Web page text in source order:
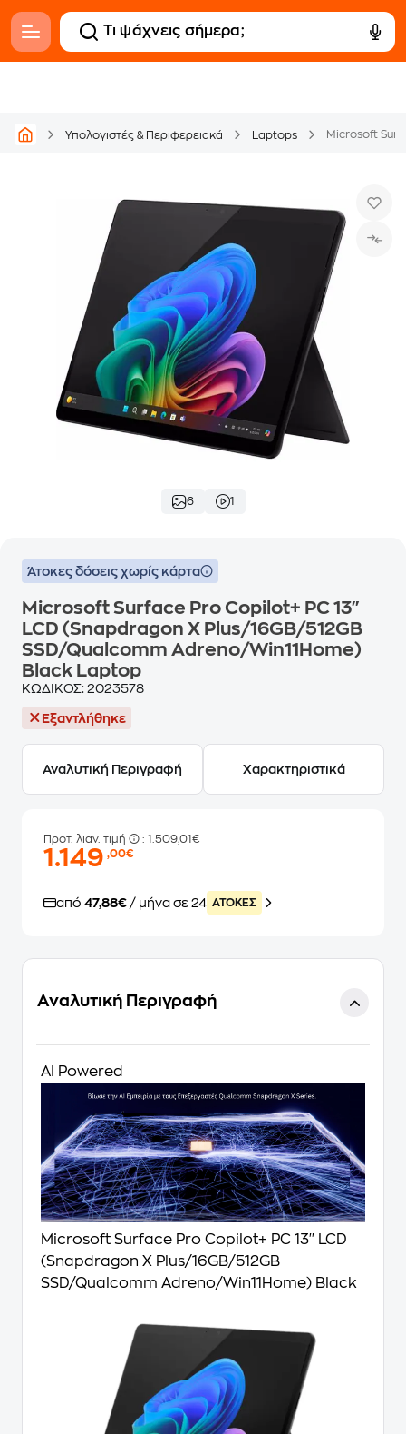
Υπολογιστές & Περιφερειακά Laptops
6 1
Άτοκες δόσεις χωρίς κάρτα
Microsoft Surface Pro Copilot+ PC 13"
LCD (Snapdragon X Plus/16GB/512GB
SSD/Qualcomm Adreno/Win11Home)
Black Laptop
ΚΩΔΙΚΟΣ: 2023578
Εξαντλήθηκε
Αναλυτική Περιγραφή Χαρακτηριστικά
Προτ. λιαν. τιμή : 1.509,01€
1.149,00€
από 47,88€ / μήνα σε 24 ATOKEΣ
Αναλυτική Περιγραφή
AI Powered
Microsoft Surface Pro Copilot+ PC 13'' LCD
(Snapdragon X Plus/16GB/512GB
SSD/Qualcomm Adreno/Win11Home) Black